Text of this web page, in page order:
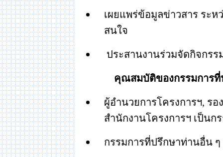
เผยแพร่ข้อมูลข่าวสาร ระห
สนใจ
ประสานงานร่วมจัดกิจกรร
คุณสมบัติของกรรมการที่
ผู้อำนวยการโครงการฯ, รอ
สำนักงานโครงการฯ เป็น
กรรมการที่ปรึกษาท่านอื่น